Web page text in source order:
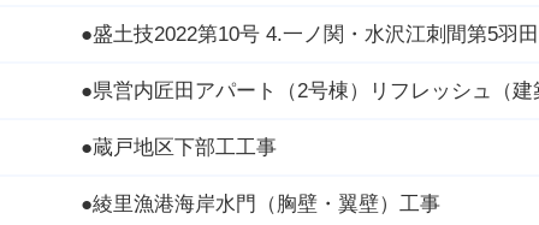
●盛土技2022第10号 4.一ノ関・水沢江刺間第5羽
●県営内匠田アパート（2号棟）リフレッシュ（建
●蔵戸地区下部工工事
●綾里漁港海岸水門（胸壁・翼壁）工事